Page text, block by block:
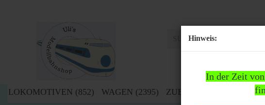
Hinweis:
In der Zeit
LOKOMOTIVEN (852) WAGEN (2395) ZUBEHÖR (1837)